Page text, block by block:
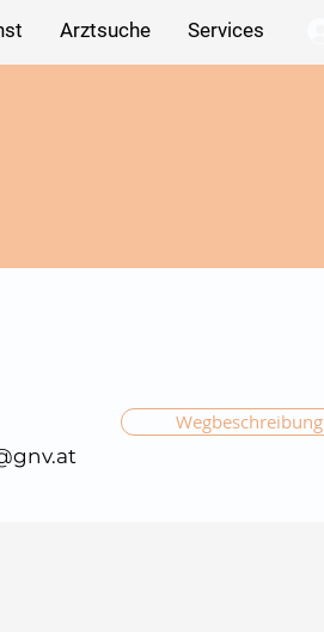
Arztsuche Services
Wegbeschreibung